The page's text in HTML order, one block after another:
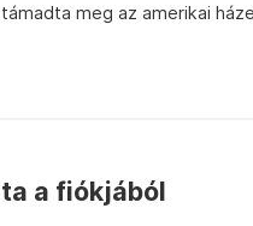
meg az amerikai
a fiókjából